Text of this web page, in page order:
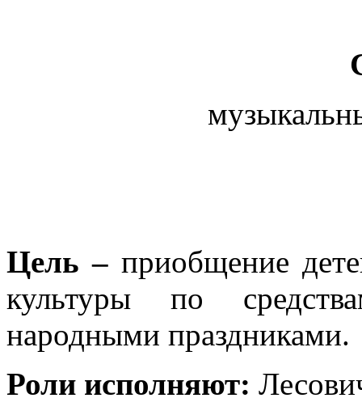
Цель – приобщение
культуры по
народными праздниками.
Роли исполняют: